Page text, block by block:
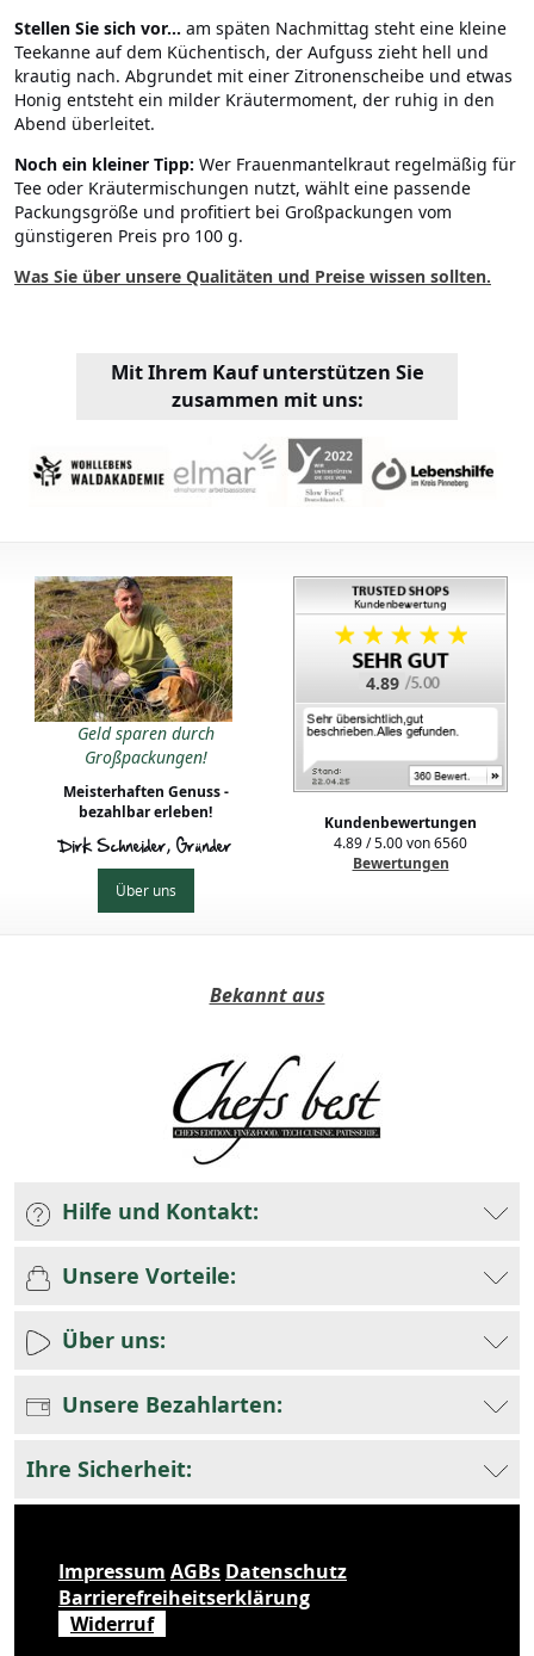
Stellen Sie sich vor... am späten Nachmittag steht eine kleine
Teekanne auf dem Küchentisch, der Aufguss zieht hell und
krautig nach. Abgrundet mit einer Zitronenscheibe und etwas
Honig entsteht ein milder Kräutermoment, der ruhig in den
Abend überleitet.
Noch ein kleiner Tipp: Wer Frauenmantelkraut regelmäßig für
Tee oder Kräutermischungen nutzt, wählt eine passende
Packungsgröße und profitiert bei Großpackungen vom
günstigeren Preis pro 100 g.
Was Sie über unsere Qualitäten und Preise wissen sollten.
Mit Ihrem Kauf unterstützen Sie
zusammen mit uns:
Geld sparen durch
Großpackungen!
Meisterhaften Genuss -
bezahlbar erleben!
Dirk Schneider, Gründer
Über uns
4.89
Kundenbewertungen
4.89/5.00von6560
Bewertungen
Bekannt aus
Hilfe und Kontakt:
Unsere Vorteile:
Über uns:
Unsere Bezahlarten:
Ihre Sicherheit:
Impressum AGBs Datenschutz
Barrierefreiheitserklärung
Widerruf